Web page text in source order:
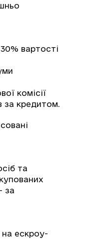
вартості
комісії
за кредитом.
та
за
на ескроу-